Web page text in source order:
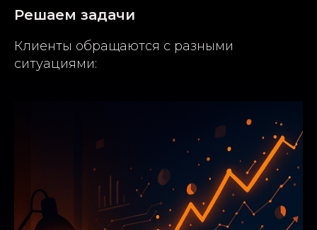
Решаем задачи
Клиенты обращаются с разными
ситуациями: